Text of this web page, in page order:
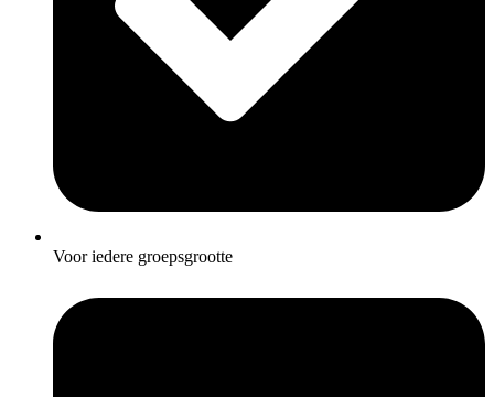
Voor iedere groepsgrootte